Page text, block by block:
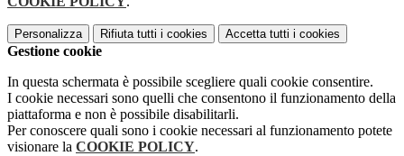
Personalizza Rifiuta tutti i cookies Accetta tutti i cookies
Gestione cookie
In questa schermata è possibile scegliere quali cookie consentire.
I cookie necessari sono quelli che consentono il funzionamento della
piattaforma e non è possibile disabilitarli.
Per conoscere quali sono i cookie necessari al funzionamento potete
visionare la COOKIE POLICY.